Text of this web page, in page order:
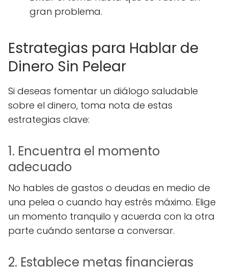
gran problema.
Estrategias para Hablar de
Dinero Sin Pelear
Si deseas fomentar un diálogo saludable
sobre el dinero, toma nota de estas
estrategias clave:
1. Encuentra el momento
adecuado
No hables de gastos o deudas en medio de
una pelea o cuando hay estrés máximo. Elige
un momento tranquilo y acuerda con la otra
parte cuándo sentarse a conversar.
2. Establece metas financieras